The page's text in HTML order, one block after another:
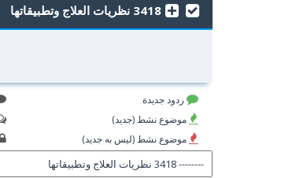
3418 نظريات العلاج وتطبيقاتها
ردود جديدة
موضوع نشط (جديد)
موضوع نشط (ليس به جديد)